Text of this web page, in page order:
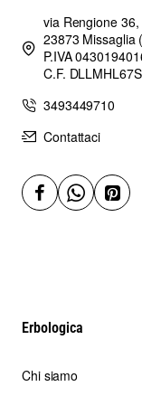
via Rengione 36,
23873 Missaglia
P.IVA
C.F.
3493449710
Contattaci
Erbologica
Chi siamo